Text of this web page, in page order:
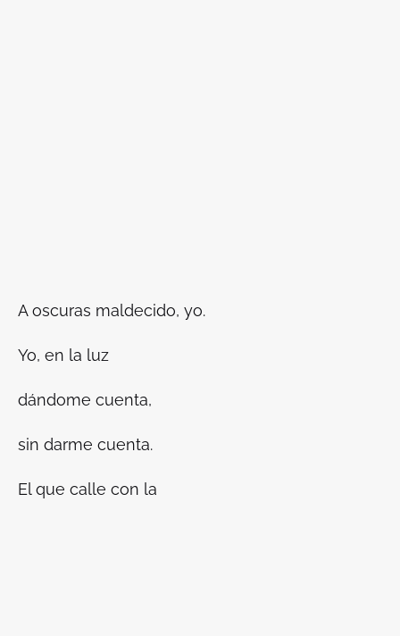
A oscuras maldecido, yo.
Yo, en la luz
dándome cuenta,
sin darme cuenta.
El que calle con la